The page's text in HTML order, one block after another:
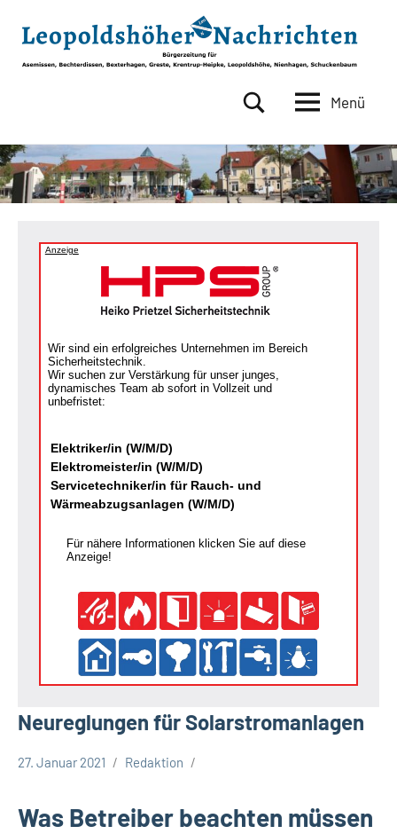
Inhalt
springen
Nachrichten
Asemissen,
Bechterdissen,
Bexterhagen,
Krentrup-
Menü
Anzeige
Wir sind ein erfolgreiches Unternehmen im Bereich
Sicherheitstechnik.
Wir suchen zur Verstärkung für unser junges,
dynamisches Team ab sofort in Vollzeit und
unbefristet:
Elektriker/in (W/M/D)
Elektromeister/in (W/M/D)
Servicetechniker/in für Rauch- und
Wärmeabzugsanlagen (W/M/D)
Für nähere Informationen klicken Sie auf diese
Anzeige!
Neureglungen für Solarstromanlagen
Lippische
27. Januar 2021 Redaktion
Was Betreiber beachten müssen